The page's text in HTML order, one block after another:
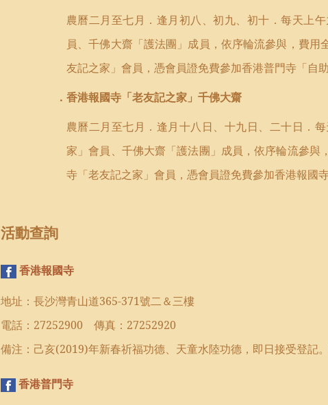
農曆二月至七月．逢月初八、初九、初十．每天上
員、千佛大齋「護法團」成員，依序輪流參與，費用
友記之家」會員，憑會員證免費參加香港普門寺 「自
．香港報國寺「老友記之家」千佛大齋
農曆二月至七月．逢月十八日、十九日、二十日．每
家」會員、千佛大齋「護法團」成員，依序輪流參與
寺「老友記之家」會員，憑會員證免費參加香港報國
活動查詢
香港報國寺
地址：長沙灣青山道365-371號二＆三樓
電話： 27252900 傳真： 27252920
備注：己亥(2019)年新春祈福功德、 天童水陸功德，即日接受登記
香港普門寺